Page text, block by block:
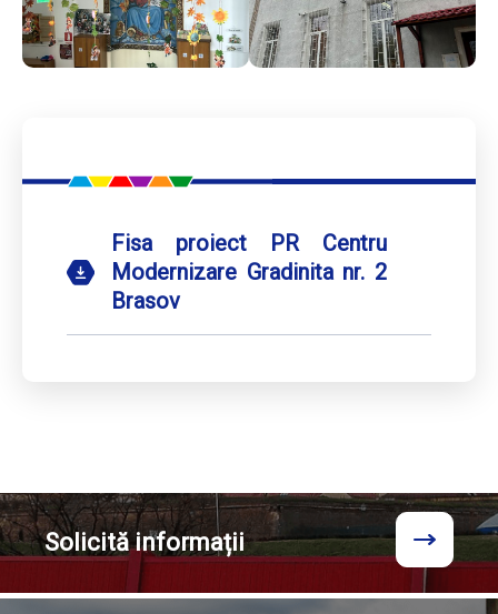
Fisa proiect PR Centru
Modernizare Gradinita nr. 2
Brasov
Solicităinformații